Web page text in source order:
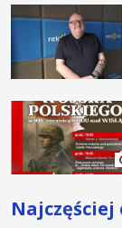
Najczęściej